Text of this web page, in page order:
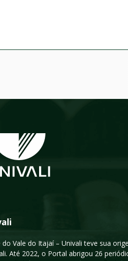
Vale do Itajaí – Univali teve sua
Até 2022, o Portal abrigou 26